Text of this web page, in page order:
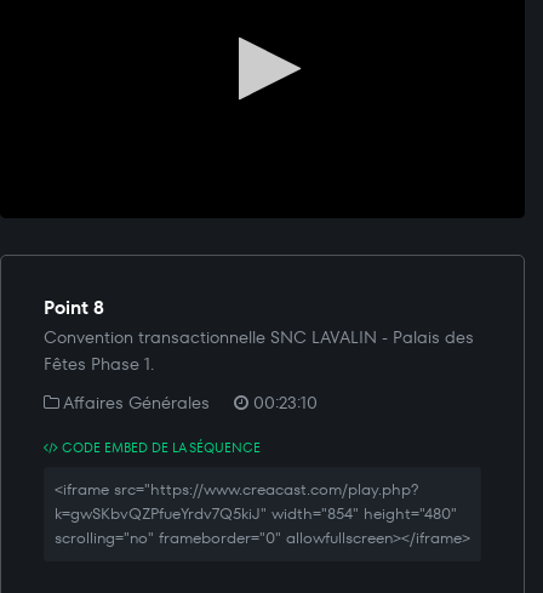
Point 8
Convention transactionnelle SNC LAVALIN - Palais des
Fêtes Phase 1.
Affaires Générales
00:23:10
CODE EMBED DE LA SÉQUENCE
<iframe src="https://www.creacast.com/play.php?
k=gwSKbvQZPfueYrdv7Q5kiJ" width="854" height="480"
scrolling="no" frameborder="0" allowfullscreen></iframe>